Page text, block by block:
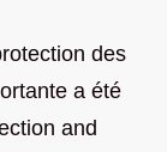
des
a été
and